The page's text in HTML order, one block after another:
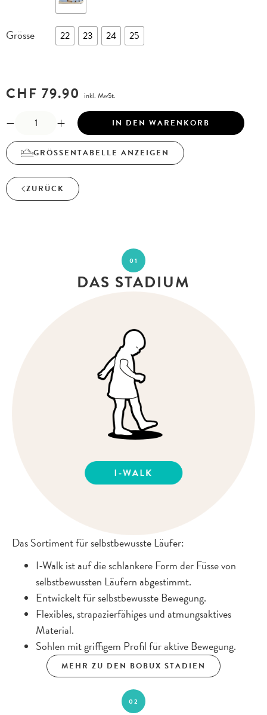
Grösse 22 23 24 25
CHF 79.90 inkl. MwSt.
IN DEN WARENKORB
GRÖSSENTABELLE ANZEIGEN
ZURÜCK
01
DAS STADIUM
Das Sortiment für selbstbewusste Läufer:
I-Walk ist auf die schlankere Form der Füsse von
selbstbewussten Läufern abgestimmt.
Entwickelt für selbstbewusste Bewegung.
Flexibles, strapazierfähiges und atmungsaktives
Material.
Sohlen mit griffigem Profil für aktive Bewegung.
MEHR ZU DEN BOBUX STADIEN
02